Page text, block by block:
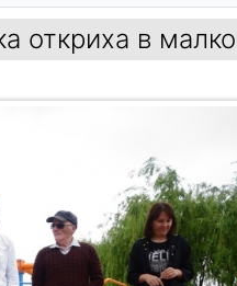
откриха в